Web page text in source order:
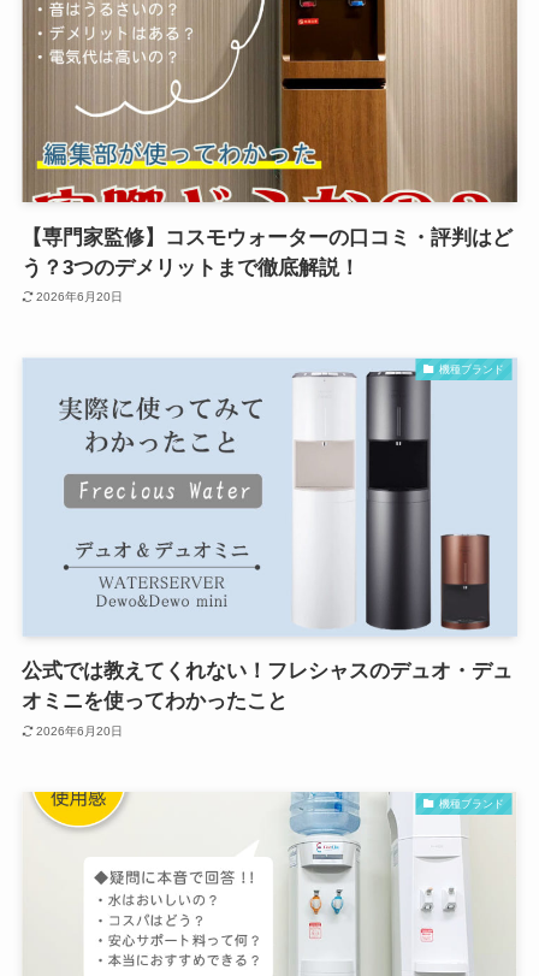
【専門家監修】コスモウォーターの口コミ・評判はど
う？3つのデメリットまで徹底解説！
2026年6月20日
機種ブランド
公式では教えてくれない！フレシャスのデュオ・デュ
オミニを使ってわかったこと
2026年6月20日
機種ブランド